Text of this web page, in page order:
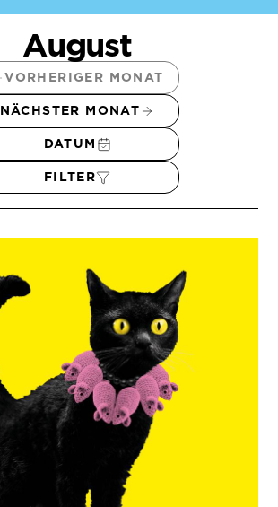
August
VORHERIGER MONAT
NÄCHSTER MONAT
DATUM
FILTER